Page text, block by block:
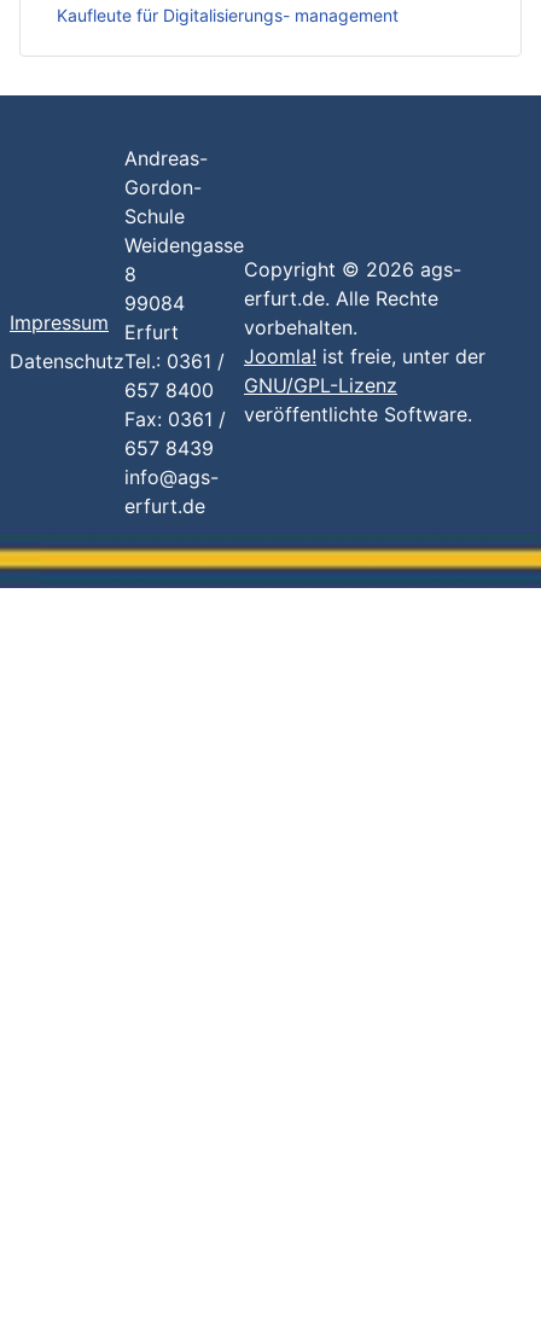
Kaufleute für Digitalisierungs- management
Impressum
Datenschutz
Andreas-
Gordon-
Schule
Weidengasse
8
99084
Erfurt
Tel.: 0361 /
657 8400
Fax: 0361 /
657 8439
info@ags-
erfurt.de
Copyright © 2026 ags-
erfurt.de. Alle Rechte
vorbehalten.
Joomla! ist freie, unter der
GNU/GPL-Lizenz
veröffentlichte Software.